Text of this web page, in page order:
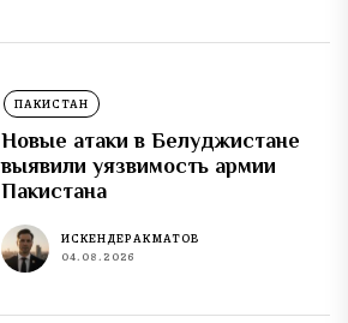
ПАКИСТАН
Новые атаки в Белуджистане
выявили уязвимость армии
Пакистана
ИСКЕНДЕР АКМАТОВ
04.08.2026